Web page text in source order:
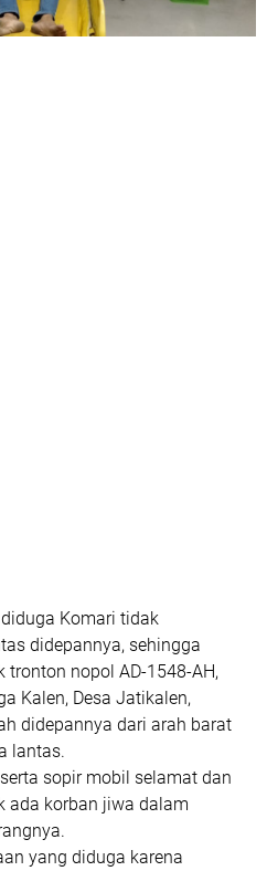
Komari tidak
didepannya, sehingga
tronton nopol AD-1548-AH,
Kalen, Desa Jatikalen,
didepannya dari arah barat
lantas.
sopir mobil selamat dan
ada korban jiwa dalam
yang diduga karena